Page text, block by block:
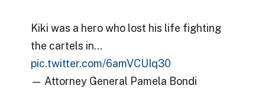
Kiki was a hero who lost his life fighting
the cartels in…
pic.twitter.com/6amVCUIq30
— Attorney General Pamela Bondi